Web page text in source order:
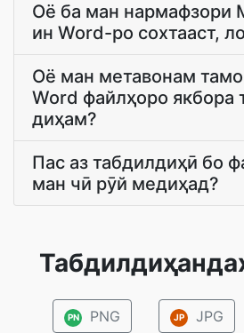
Оё ба ман нармафзори
ин Word-ро сохтааст,
Оё ман метавонам
Word файлҳоро якбора
диҳам?
Пас аз табдилдиҳӣ бо
ман чӣ рӯй медиҳад?
PN PNG JP JPG